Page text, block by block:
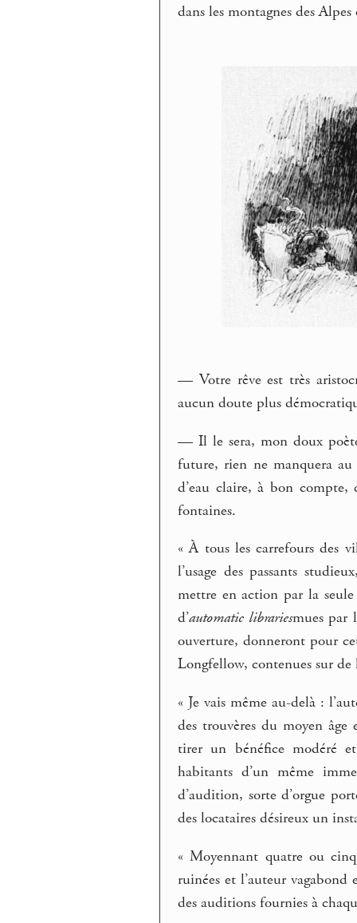
dans les montagnes des
— Votre rêve est très
aucun doute plus
— Il le sera, mon doux
future, rien ne manquera
d’eau claire, à bon
fontaines.
« À tous les carrefours des
l’usage des passants
mettre en action par la
d’automatic librariesmues par
ouverture, donneront pour
Longfellow, contenues sur
« Je vais même au-delà :
des trouvères du moyen
tirer un bénéfice modéré
habitants d’un même
d’audition, sorte d’orgue
des locataires désireux un
« Moyennant quatre ou
ruinées et l’auteur
des auditions fournies à